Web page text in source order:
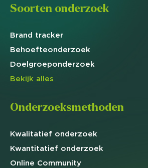
Soorten onderzoek
Brand tracker
Behoefteonderzoek
Doelgroeponderzoek
Bekijk alles
Onderzoeksmethoden
Kwalitatief onderzoek
Kwantitatief onderzoek
Online Community